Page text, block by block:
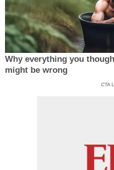
Why everything you
might be wrong
CTA